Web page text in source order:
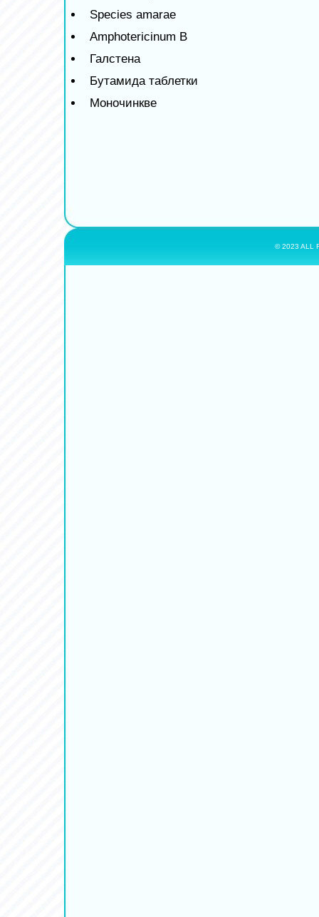
Species amarae
Amphotericinum B
Галстена
Бутамида таблетки
Моночинкве
© 2023 ALL